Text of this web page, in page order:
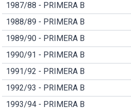
1987/88 - PRIMERA B
1988/89 - PRIMERA B
1989/90 - PRIMERA B
1990/91 - PRIMERA B
1991/92 - PRIMERA B
1992/93 - PRIMERA B
1993/94 - PRIMERA B